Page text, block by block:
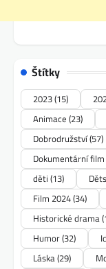
Štítky
2023(15)
Animace (23)
Dobrodružství(57)
Dokumentární film
děti (13)
Film 2024(34)
Historické drama
Humor(32)
Láska(29)